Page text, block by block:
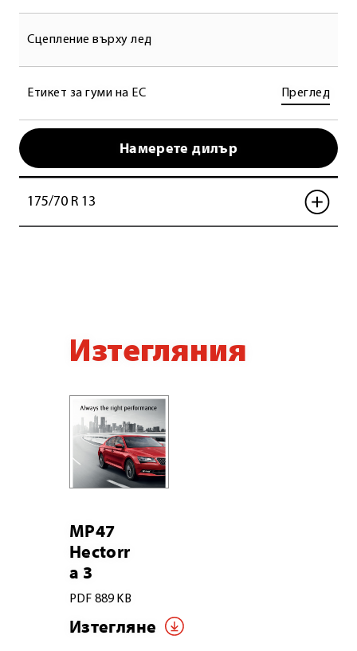
Сцепление върху лед
Етикет за гуми на ЕС Преглед
Намерете дилър
175/70 R 13
Изтегляния
MP47
Hectorr
a 3
PDF 889 KB
Изтегляне